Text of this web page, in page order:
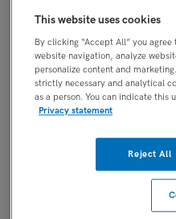
(Senior)
UMCG, Groningen
FUNCTIE
Overige beroepen
OPLEIDINGSNIVEAU
This website uses cookies
By clicking “Accept All” you
website navigation, analyze
personalize content and
strictly necessary and analytical
as a person. You can indicate this
Privacy statement
Reject All